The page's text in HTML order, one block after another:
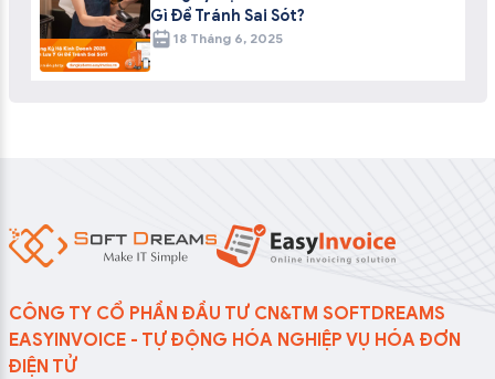
Gì Để Tránh Sai Sót?
18 Tháng 6, 2025
CÔNG TY CỔ PHẦN ĐẦU TƯ CN&TM SOFTDREAMS
EASYINVOICE - TỰ ĐỘNG HÓA NGHIỆP VỤ HÓA ĐƠN
ĐIỆN TỬ